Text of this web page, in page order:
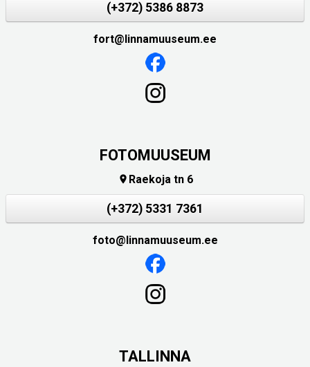
(+372) 5386 8873
fort@linnamuuseum.ee
FOTOMUUSEUM
 Raekoja tn 6
(+372) 5331 7361
foto@linnamuuseum.ee
TALLINNA